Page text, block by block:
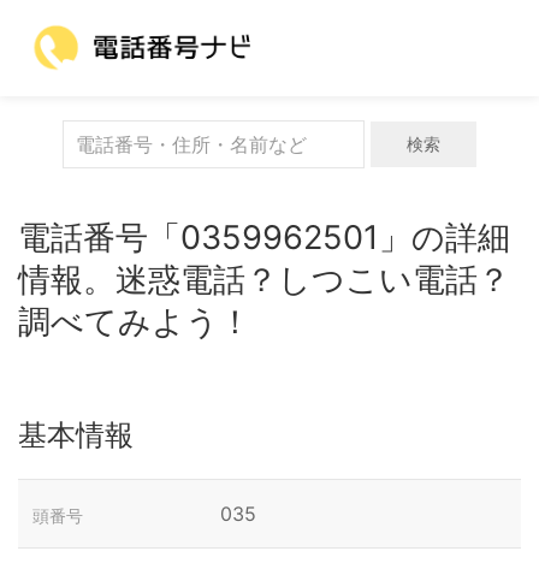
検索
電話番号「0359962501」の詳細
情報。迷惑電話？しつこい電話？
調べてみよう！
基本情報
頭番号 035